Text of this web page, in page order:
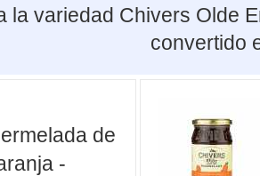
la variedad Chivers Olde
convertido
de
-